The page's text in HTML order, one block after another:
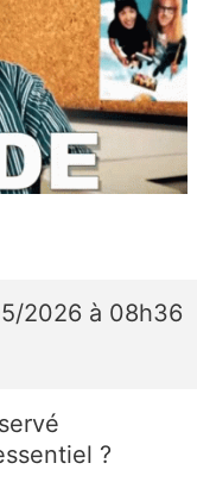
2026 à 08h36
?